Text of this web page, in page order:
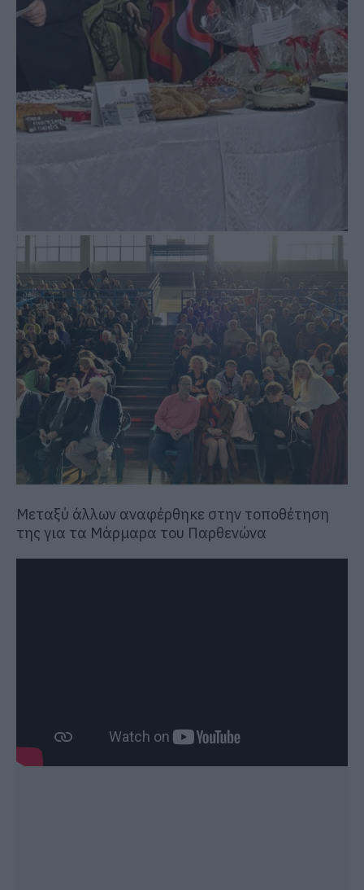
Μεταξύ άλλων αναφέρθηκε στην τοποθέτηση
της για τα Μάρμαρα του Παρθενώνα